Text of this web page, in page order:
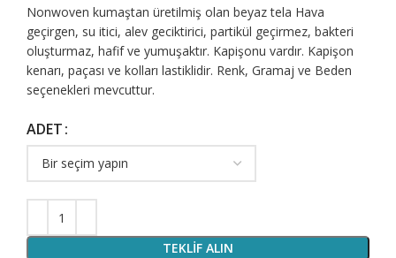
Nonwoven kumaştan üretilmiş olan beyaz tela Hava
geçirgen, su itici, alev geciktirici, partikül geçirmez, bakteri
oluşturmaz, hafif ve yumuşaktır. Kapişonu vardır. Kapişon
kenarı, paçası ve kolları lastiklidir. Renk, Gramaj ve Beden
seçenekleri mevcuttur.
ADET
TEKLIF ALIN